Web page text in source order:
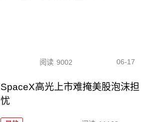
阅读 9002 06-17
SpaceX高光上市难掩美股泡沫担
忧